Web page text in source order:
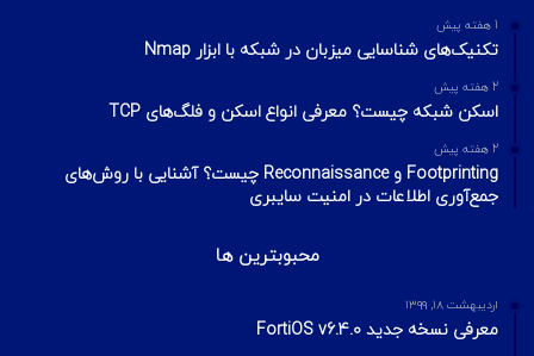
1 هفته پیش
تکنیک‌های شناسایی میزبان در شبکه با ابزار Nmap
2 هفته پیش
اسکن شبکه چیست؟ معرفی انواع اسکن و فلگ‌های TCP
2 هفته پیش
Footprinting و Reconnaissance چیست؟ آشنایی با روش‌های
جمع‌آوری اطلاعات در امنیت سایبری
محبوبترین ها
اردیبهشت ۱۸, ۱۳۹۹
معرفی نسخه جدید FortiOS v6.4.0